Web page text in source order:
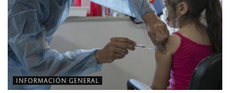
INFORMACIÓN GENERAL